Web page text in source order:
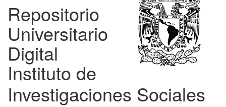
Repositorio
Universitario
Digital
Instituto de
Investigaciones Sociales